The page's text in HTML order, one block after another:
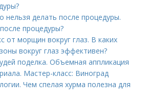
нельзя делать после процедуры.
процедуры?
от морщин вокруг глаз. В каких
вокруг глаз эффективен?
поделка. Объемная аппликация
Мастер-класс: Виноград
Чем спелая хурма полезна для